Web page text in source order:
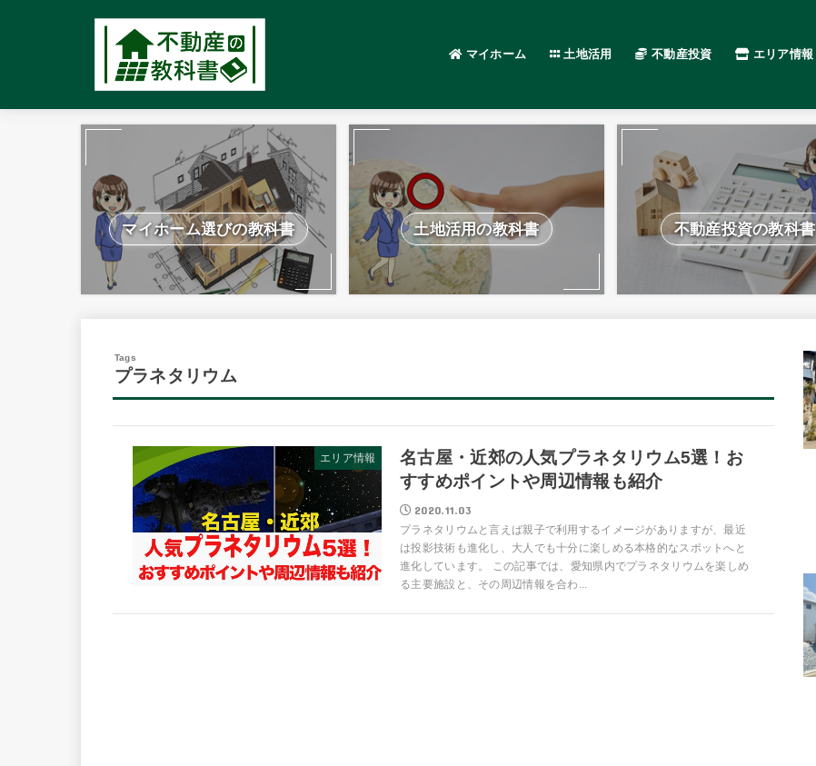
マイホーム 土地活用 不動産投資 エリア情報
マイホーム選びの教科書 土地活用の教科書 不動産投資の教科書
プラネタリウム
エリア情報
名古屋・近郊の人気プラネタリウム5選！お
すすめポイントや周辺情報も紹介
2020.11.03
プラネタリウムと言えば親子で利用するイメージがありますが、最近
は投影技術も進化し、大人でも十分に楽しめる本格的なスポットへと
進化しています。 この記事では、愛知県内でプラネタリウムを楽しめ
る主要施設と、その周辺情報を合わ...